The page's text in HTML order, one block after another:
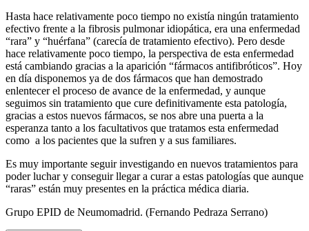
Hasta hace relativamente poco tiempo no existía ningún tratamiento
efectivo frente a la fibrosis pulmonar idiopática, era una enfermedad
“rara” y “huérfana” (carecía de tratamiento efectivo). Pero desde
hace relativamente poco tiempo, la perspectiva de esta enfermedad
está cambiando gracias a la aparición “fármacos antifibróticos”. Hoy
en día disponemos ya de dos fármacos que han demostrado
enlentecer el proceso de avance de la enfermedad, y aunque
seguimos sin tratamiento que cure definitivamente esta patología,
gracias a estos nuevos fármacos, se nos abre una puerta a la
esperanza tanto a los facultativos que tratamos esta enfermedad
como a los pacientes que la sufren y a sus familiares.
Es muy importante seguir investigando en nuevos tratamientos para
poder luchar y conseguir llegar a curar a estas patologías que aunque
“raras” están muy presentes en la práctica médica diaria.
Grupo EPID de Neumomadrid. (Fernando Pedraza Serrano)